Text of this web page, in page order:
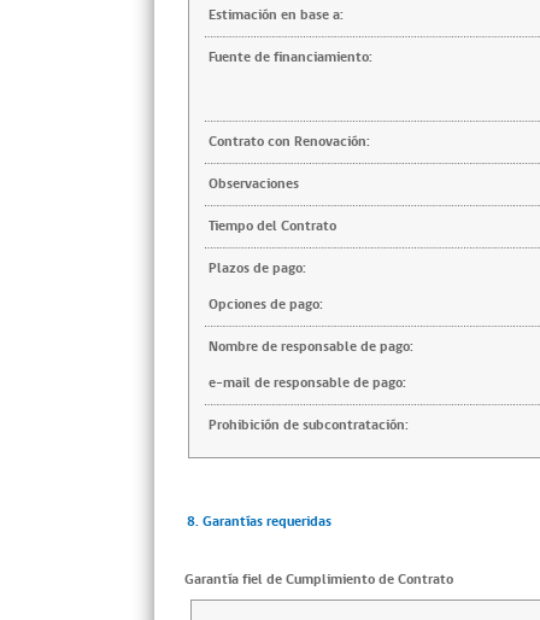
Estimación en base a:
Fuente de financiamiento:
Contrato con Renovación:
Observaciones
Tiempo del Contrato
Plazos de pago:
Opciones de pago:
Nombre de responsable de pago:
e-mail de responsable de pago:
Prohibición de subcontratación:
8. Garantías requeridas
Garantía fiel de Cumplimiento de Contrato